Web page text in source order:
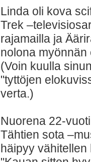
Linda oli kova
Trek
rajamailla ja
nolona
(Voin kuulla
"tyttöjen
verta.)
Nuorena 22-
Tähtien sota
häipyy